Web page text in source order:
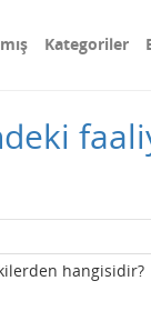
Kategoriler
hangisidir?